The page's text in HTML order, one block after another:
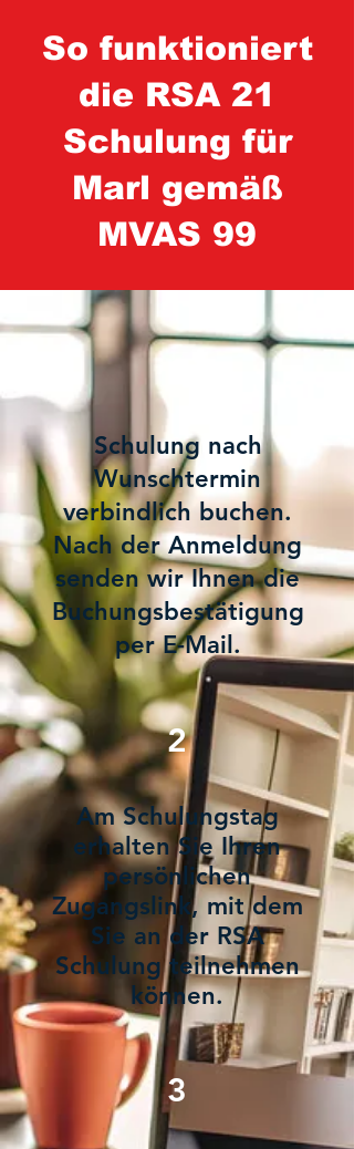
So funktioniert
die RSA 21
Schulung für
Marl gemäß
MVAS 99
Schulung nach
Wunschtermin
verbindlich buchen.
Nach der Anmeldung
senden wir Ihnen die
Buchungsbestätigung
per E-Mail.
2
Am Schulungstag
erhalten Sie Ihren
persönlichen
Zugangslink, mit dem
Sie an der RSA
Schulung teilnehmen
können.
3